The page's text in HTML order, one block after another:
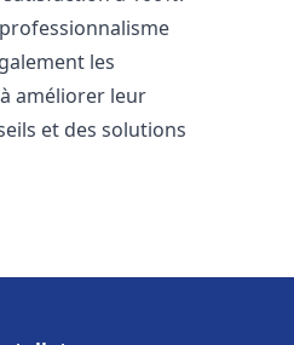
les
améliorer leur
et des solutions